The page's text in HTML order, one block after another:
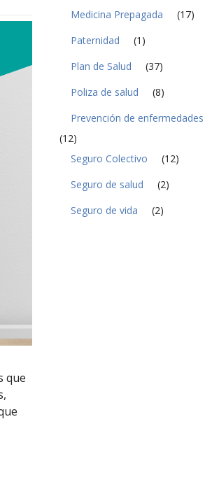
que
Medicina Prepagada
(17)
Paternidad
(1)
Plan de Salud
(37)
Poliza de salud
(8)
Prevención de enfermedades
(12)
Seguro Colectivo
(12)
Seguro de salud
(2)
Seguro de vida
(2)